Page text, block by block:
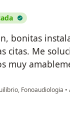
bonitas
citas. Me
muy
Fonoaudiologia •